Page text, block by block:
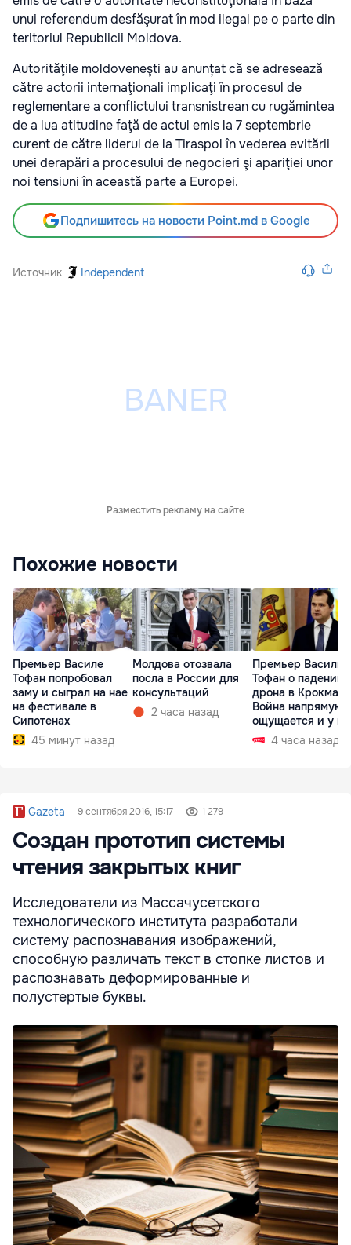
unui referendum desfăşurat în mod ilegal pe o parte din
teritoriul Republicii Moldova.
Autorităţile moldoveneşti au anunțat că se adresează
către actorii internaţionali implicaţi în procesul de
reglementare a conflictului transnistrean cu rugămintea
de a lua atitudine faţă de actul emis la 7 septembrie
curent de către liderul de la Tiraspol în vederea evitării
unei derapări a procesului de negocieri şi apariţiei unor
noi tensiuni în această parte a Europei.
Подпишитесь на новости Point.md в Google
Источник Independent
Разместить рекламу на сайте
Похожие новости
Премьер Василе
Тофан попробовал
заму и сыграл на нае
на фестивале в
Сипотенах
45 минут назад
Молдова отозвала
посла в России для
консультаций
2 часа назад
Премьер Василий
Тофан о падении
дрона в
Война напрямую
ощущается и у
4 часа назад
Gazeta 9 сентября 2016, 15:17 1 279
Создан прототип системы
чтения закрытых книг
Исследователи из Массачусетского
технологического института разработали
систему распознавания изображений,
способную различать текст в стопке листов и
распознавать деформированные и
полустертые буквы.